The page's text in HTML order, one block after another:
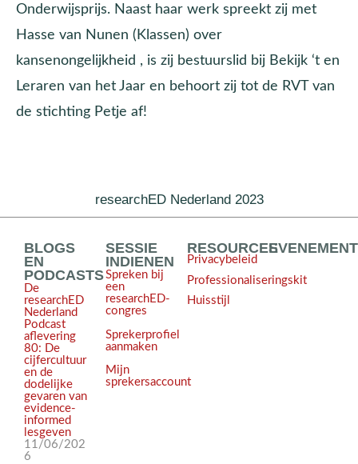
Onderwijsprijs. Naast haar werk spreekt zij met
Hasse van Nunen (Klassen) over
kansenongelijkheid , is zij bestuurslid bij Bekijk ‘t en
Leraren van het Jaar en behoort zij tot de RVT van
de stichting Petje af!
researchED Nederland 2023
BLOGS
EN
PODCASTS
De
researchED
Nederland
Podcast
aflevering
80: De
cijfercultuur
en de
dodelijke
gevaren van
evidence-
informed
lesgeven
11/06/202
6
SESSIE
INDIENEN
Spreken bij
een
researchED-
congres
Sprekerprofiel
aanmaken
Mijn
sprekersaccount
RESOURCES
Privacybeleid
Professionaliseringskit
Huisstijl